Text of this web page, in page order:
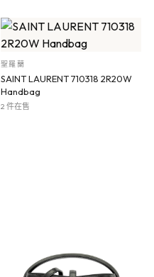
聖羅蘭
SAINT LAURENT 710318 2R20W
Handbag
2 件在售